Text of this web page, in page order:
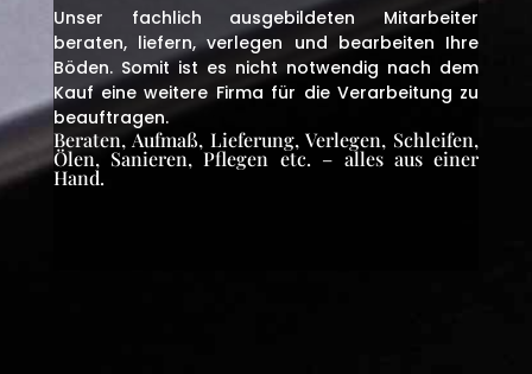
Unser fachlich ausgebildeten Mitarbeiter
beraten, liefern, verlegen und bearbeiten Ihre
Böden. Somit ist es nicht notwendig nach dem
Kauf eine weitere Firma für die Verarbeitung zu
beauftragen.
Beraten, Aufmaß, Lieferung, Verlegen, Schleifen,
Ölen, Sanieren, Pflegen etc. – alles aus einer
Hand.